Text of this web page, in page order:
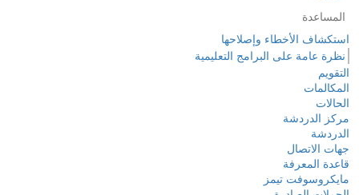
المساعدة
استكشاف الأخطاء وإصلاحها
نظرة عامة على البرامج التعليمية
التقويم
المكالمات
الحالات
مركز الدردشة
الدردشة
جهات الاتصال
قاعدة المعرفة
مايكروسوفت تيمز